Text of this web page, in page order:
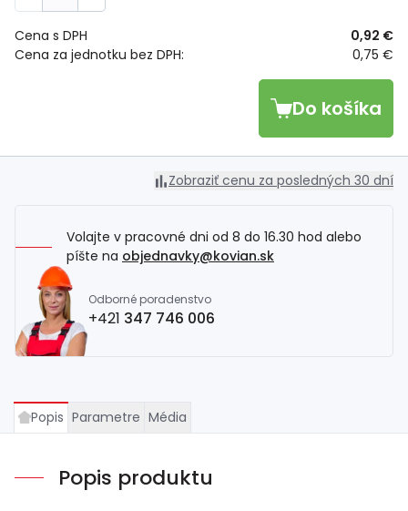
Cena za jednotku bez DPH: 0,75 €
Cena s DPH 0,92 €
Do košíka
Zobraziť cenu za posledných 30 dní
Volajte v pracovné dni od 8 do 16.30 hod alebo
píšte na objednavky@kovian.sk
Odborné poradenstvo
+421 347 746 006
Popis Parametre Média
Popis produktu